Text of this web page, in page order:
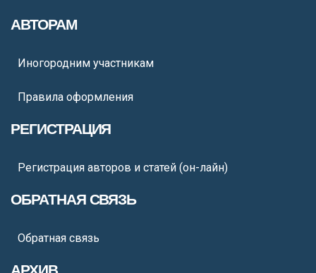
АВТОРАМ
Иногородним участникам
Правила оформления
РЕГИСТРАЦИЯ
Регистрация авторов и статей (он-лайн)
ОБРАТНАЯ СВЯЗЬ
Обратная связь